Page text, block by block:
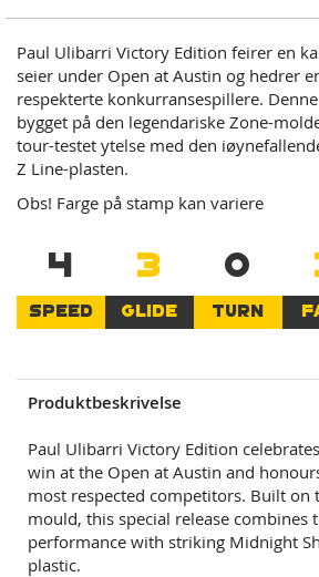
to
beginning
of
the
images
gallery
Paul Ulibarri Victory Edition feirer en
seier under Open at Austin og hedrer
respekterte konkurransespillere.
bygget på den legendariske Zone-
tour-testet ytelse med den
Z Line-plasten.
Obs! Farge på stamp kan variere
4
SPEED
3
GLIDE
0
TURN
Produktbeskrivelse
Paul Ulibarri Victory Edition
win at the Open at Austin and
most respected competitors. Built on
mould, this special release combines
performance with striking Midnight
plastic.